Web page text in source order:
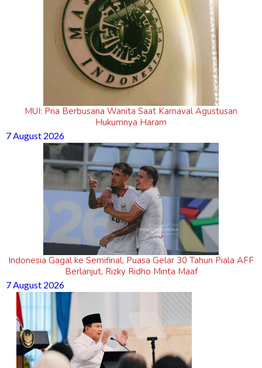
MUI: Pria Berbusana Wanita Saat Karnaval Agustusan
Hukumnya Haram
7 August 2026
Indonesia Gagal ke Semifinal, Puasa Gelar 30 Tahun Piala AFF
Berlanjut, Rizky Ridho Minta Maaf
7 August 2026